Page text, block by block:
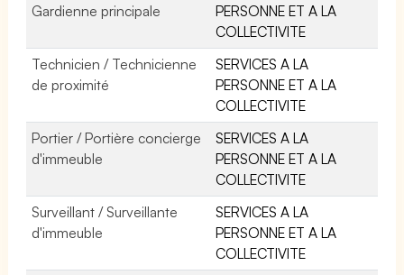
Gardienne principale
PERSONNE ET A LA
COLLECTIVITE
Technicien / Technicienne
de proximité
SERVICES A LA
PERSONNE ET A LA
COLLECTIVITE
Portier / Portière concierge
d'immeuble
SERVICES A LA
PERSONNE ET A LA
COLLECTIVITE
Surveillant / Surveillante
d'immeuble
SERVICES A LA
PERSONNE ET A LA
COLLECTIVITE